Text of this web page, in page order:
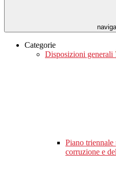
Categorie
Disposizioni generali
Piano triennale
corruzione e